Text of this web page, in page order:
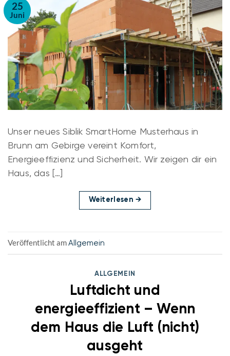
25
Juni
Unser neues Siblik SmartHome Musterhaus in
Brunn am Gebirge vereint Komfort,
Energieeffizienz und Sicherheit. Wir zeigen dir ein
Haus, das […]
Weiterlesen→
Veröffentlicht amAllgemein
ALLGEMEIN
Luftdicht und
energieeffizient – Wenn
dem Haus die Luft (nicht)
ausgeht